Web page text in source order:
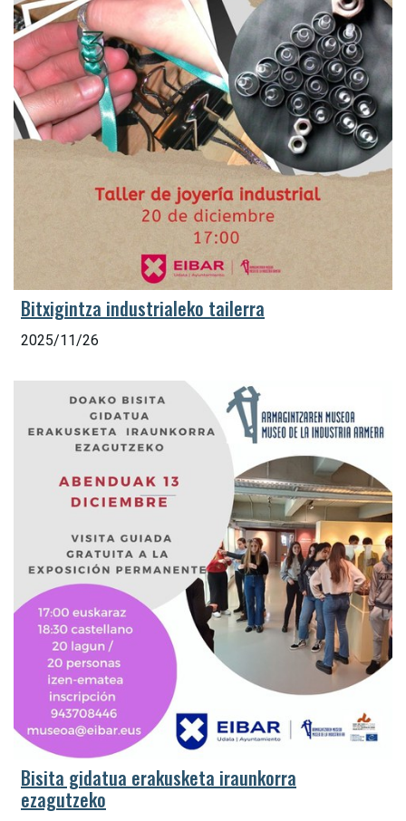
Bitxigintza industrialeko tailerra
2025/11/26
Bisita gidatua erakusketa iraunkorra
ezagutzeko